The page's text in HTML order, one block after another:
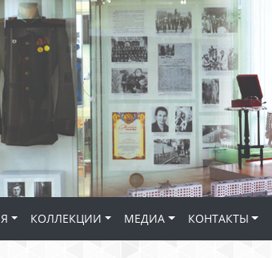
КОЛЛЕКЦИИ МЕДИА КОНТАКТЫ